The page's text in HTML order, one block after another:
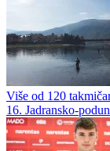
Više od 120
16. Jadransko-